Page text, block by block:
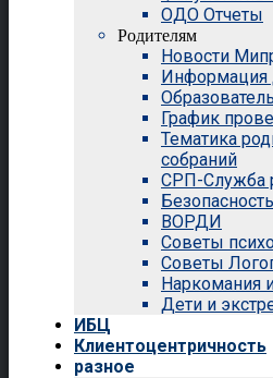
ОДО Отчеты
Родителям
Новости
Информация
График
Тематика
собраний
СРП-Служба
ВОРДИ
Советы
Советы
Наркомания
Дети и
ИБЦ
Клиентоцентричность
разное